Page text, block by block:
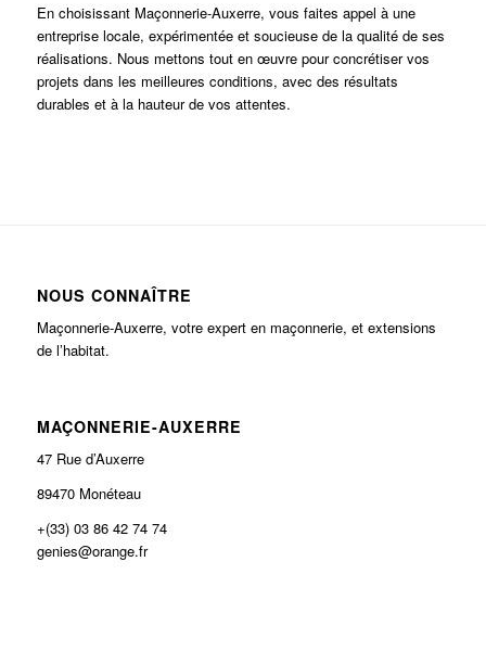
En choisissant Maçonnerie-Auxerre, vous faites appel à une
entreprise locale, expérimentée et soucieuse de la qualité de ses
réalisations. Nous mettons tout en œuvre pour concrétiser vos
projets dans les meilleures conditions, avec des résultats
durables et à la hauteur de vos attentes.
NOUS CONNAÎTRE
Maçonnerie-Auxerre, votre expert en maçonnerie, et extensions
de l’habitat.
MAÇONNERIE-AUXERRE
47 Rue d’Auxerre
89470 Monéteau
+(33) 03 86 42 74 74
genies@orange.fr